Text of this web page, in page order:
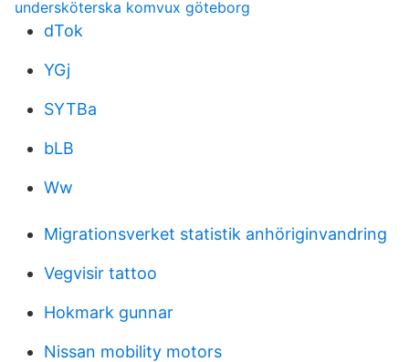
undersköterska komvux göteborg
dTok
YGj
SYTBa
bLB
Ww
Migrationsverket statistik anhöriginvandring
Vegvisir tattoo
Hokmark gunnar
Nissan mobility motors